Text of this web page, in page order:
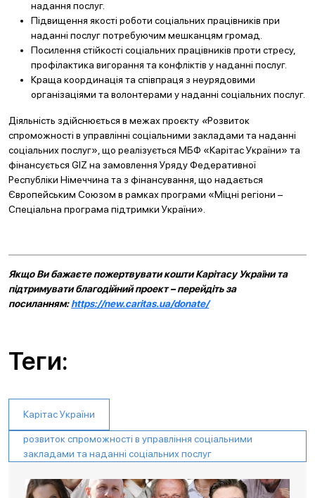
надання послуг.
Підвищення якості роботи соціальних працівників при
наданні послуг потребуючим мешканцям громад.
Посилення стійкості соціальних працівників проти стресу,
профілактика вигорання та конфліктів у наданні послуг.
Краща координація та співпраця з неурядовими
організаціями та волонтерами у наданні соціальних послуг.
Діяльність здійснюється в межах проєкту «Розвиток
спроможності в управлінні соціальними закладами та наданні
соціальних послуг», що реалізується МБФ «Карітас України» та
фінансується GIZ на замовлення Уряду Федеративної
Республіки Німеччина та з фінансування, що надається
Європейським Союзом в рамках програми «Міцні регіони –
Спеціальна програма підтримки України».
Якщо Ви бажаєте пожертвувати кошти Карітасу України та
підтримувати благодійний проект – перейдіть за
посиланням:https://new.caritas.ua/donate/
Теги:
Карітас України
розвиток спроможності в управління соціальними
закладами та наданні соціальних послуг